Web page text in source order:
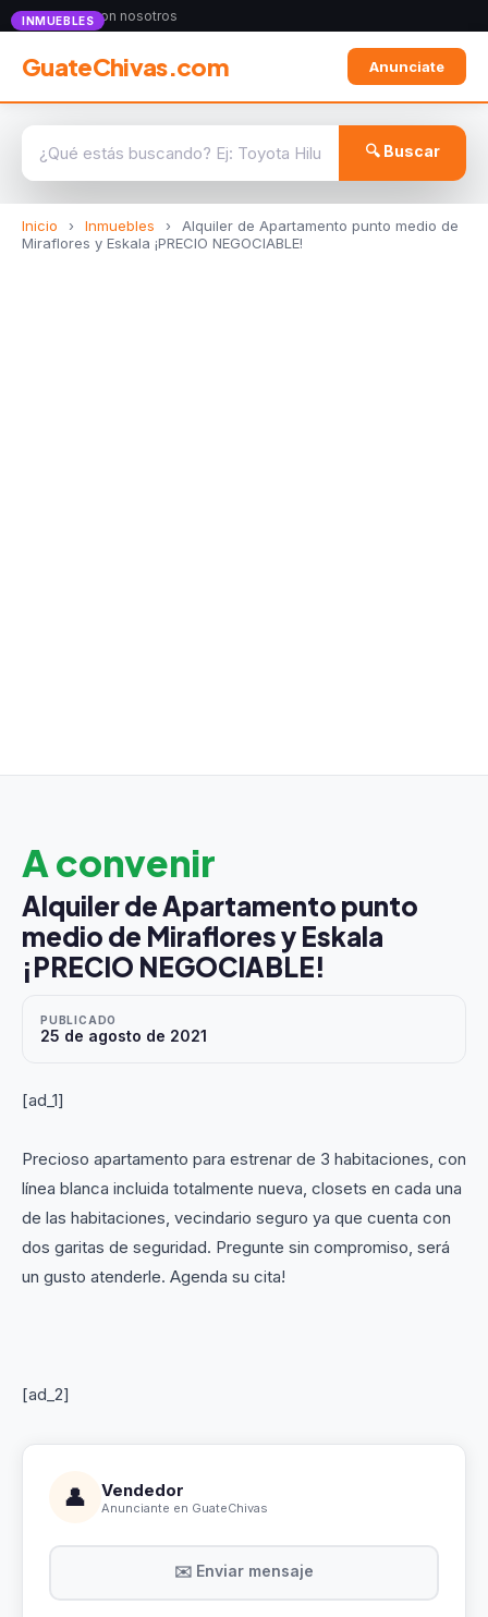
Anunciate con nosotros
GuateChivas.com Anunciate
🔍 Buscar
Inicio › Inmuebles ›
Alquiler de Apartamento punto medio de
Miraflores y Eskala ¡PRECIO NEGOCIABLE!
INMUEBLES
A convenir
Alquiler de Apartamento punto
medio de Miraflores y Eskala
¡PRECIO NEGOCIABLE!
PUBLICADO
25 de agosto de 2021
[ad_1]
Precioso apartamento para estrenar de 3 habitaciones, con
línea blanca incluida totalmente nueva, closets en cada una
de las habitaciones, vecindario seguro ya que cuenta con
dos garitas de seguridad. Pregunte sin compromiso, será
un gusto atenderle. Agenda su cita!
[ad_2]
👤 Vendedor
Anunciante en GuateChivas
✉️ Enviar mensaje